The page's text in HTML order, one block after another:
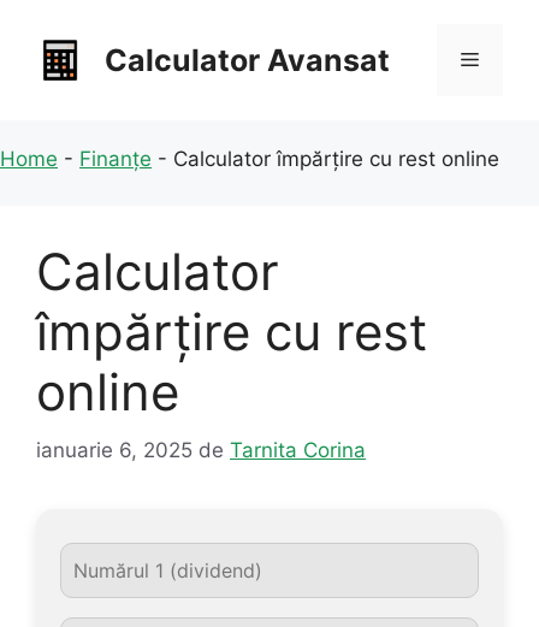
conținut
Calculator Avansat Meniu
Home - Finanțe - Calculator împărțire cu rest online
Calculator
împărțire cu rest
online
ianuarie 6, 2025 de Tarnita Corina